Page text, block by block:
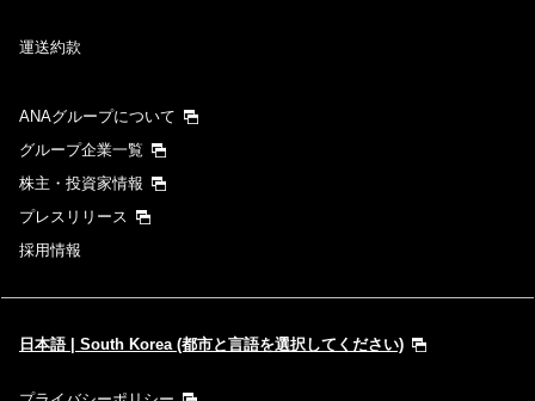
運送約款
ANAグループについて
グループ企業一覧
株主・投資家情報
プレスリリース
採用情報
日本語 | South Korea (都市と言語を選択してください)